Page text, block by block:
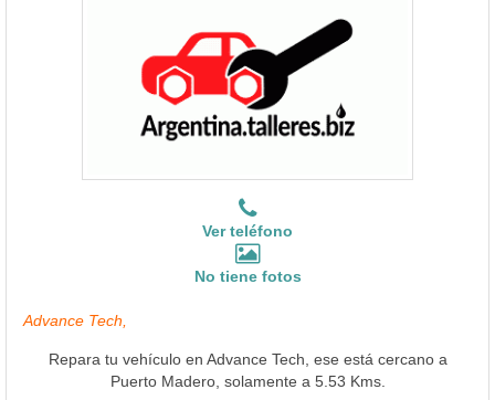
Ver teléfono
No tiene fotos
Advance Tech,
Repara tu vehículo en Advance Tech, ese está cercano a
Puerto Madero, solamente a 5.53 Kms.